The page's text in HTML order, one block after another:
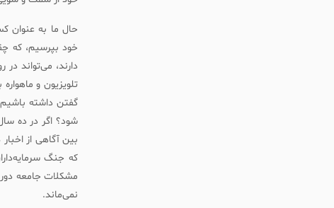
حال ما به عنوان
خود بپرسیم، که
دارند، می‌تواند
تلویزیون و
گفتن داشته
شود؟ اگر در ده
بین آگاهی از
که جنگ
مشکلات جامعه دور
نمی‌ماند.